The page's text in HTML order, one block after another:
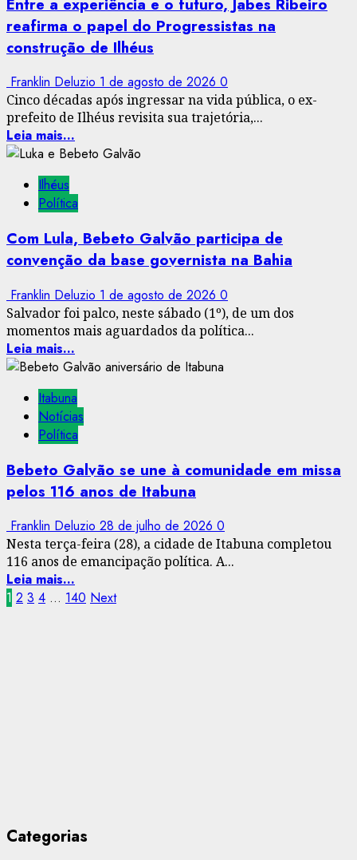
reafirma o papel do Progressistas na
construção de Ilhéus
Franklin Deluzio 1 de agosto de 2026 0
Cinco décadas após ingressar na vida pública, o ex-
prefeito de Ilhéus revisita sua trajetória,...
Leia mais...
Ilhéus
Política
Com Lula, Bebeto Galvão participa de
convenção da base governista na Bahia
Franklin Deluzio 1 de agosto de 2026 0
Salvador foi palco, neste sábado (1º), de um dos
momentos mais aguardados da política...
Leia mais...
Itabuna
Notícias
Política
Bebeto Galvão se une à comunidade em missa
pelos 116 anos de Itabuna
Franklin Deluzio 28 de julho de 2026 0
Nesta terça-feira (28), a cidade de Itabuna completou
116 anos de emancipação política. A...
Leia mais...
Paginação
1 2 3 4 … 140 Next
Categorias